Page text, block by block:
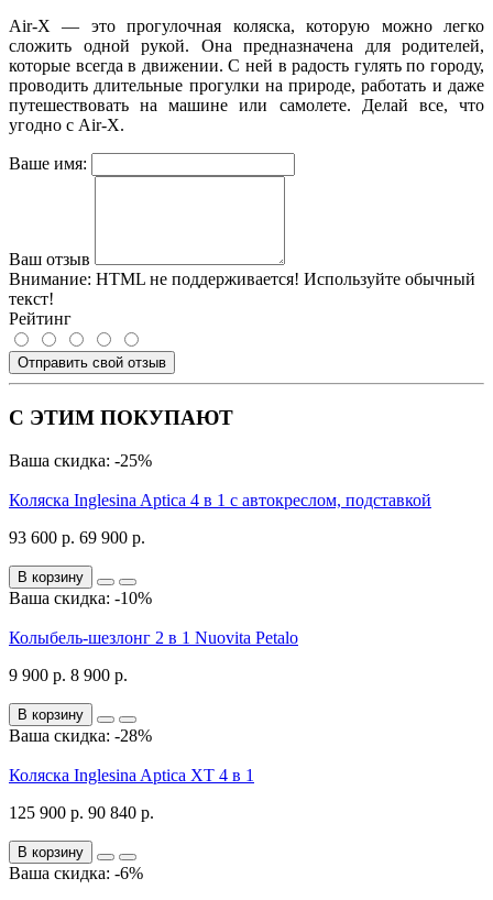
Air-X — это прогулочная коляска, которую можно легко
сложить одной рукой. Она предназначена для родителей,
которые всегда в движении. С ней в радость гулять по городу,
проводить длительные прогулки на природе, работать и даже
путешествовать на машине или самолете. Делай все, что
угодно с Air-X.
Ваше имя:
Ваш отзыв
Внимание: HTML не поддерживается! Используйте обычный
текст!
Рейтинг
Отправить свой отзыв
С ЭТИМ ПОКУПАЮТ
Ваша скидка: -25%
Коляска Inglesina Aptica 4 в 1 с автокреслом, подставкой
93 600 р. 69 900 р.
В корзину
Ваша скидка: -10%
Колыбель-шезлонг 2 в 1 Nuovita Petalo
9 900 р. 8 900 р.
В корзину
Ваша скидка: -28%
Коляска Inglesina Aptica XT 4 в 1
125 900 р. 90 840 р.
В корзину
Ваша скидка: -6%